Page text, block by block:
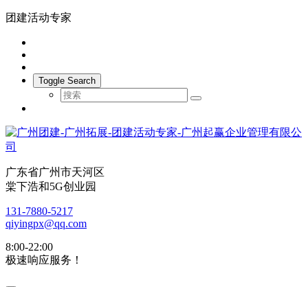
团建活动专家
Toggle Search
广东省广州市天河区
棠下浩和5G创业园
131-7880-5217
qiyingpx@qq.com
8:00-22:00
极速响应服务！